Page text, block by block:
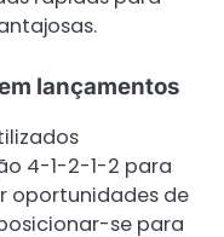
lançamentos
4-1-2-1-2 para
oportunidades de
se para